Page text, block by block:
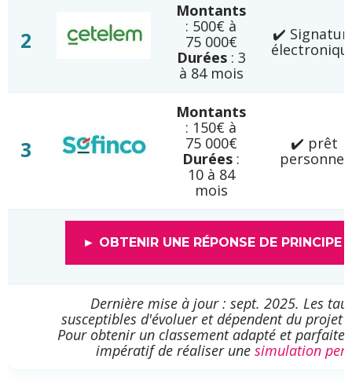
2
Montants
: 500€ à
75 000€
Durées: 3
à 84 mois
✔️
3
Montants
: 150€ à
75 000€
Durées :
10 à 84
mois
✔️ prêt
personnel
► OBTENIR UNE RÉPONSE DE PRINCIPE
Dernière mise à jour : sept. 2025. Les
susceptibles d'évoluer et dépendent du projet
Pour obtenir un classement adapté et
impératif de réaliser une simulation